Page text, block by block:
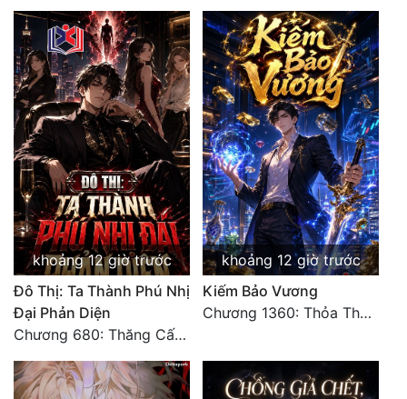
Xây Dựng Thế Lực
Đam Mỹ
Đẹp
Đẹp Hiệp
Tính Cách Nhân Vật :
Cơ Trí
Sát Phạt Quyết Đoán
Vô Sỉ
Điềm Đạm
khoảng 12 giờ trước
Đô Thị: Ta Thành Phú Nhị
Đại Phản Diện
Chương 680: Thăng Cấp Quang Hoàn
khoảng 12 giờ trước
Kiếm Bảo Vương
Chương 1360: Thỏa Thuận Ba Bên